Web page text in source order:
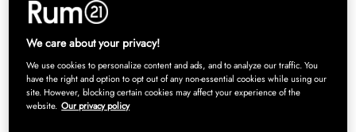
produkten du letade efter slutsåld.
Klicka dig vidare till startsidan här!
We care about your privacy!
We use cookies to personalize content and ads, and to analyze our traffic. You
have the right and option to opt out of any non-essential cookies while using our
site. However, blocking certain cookies may affect your experience of the
website. Our privacy policy